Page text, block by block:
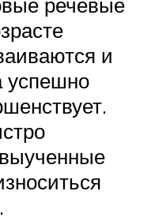
и
успешно